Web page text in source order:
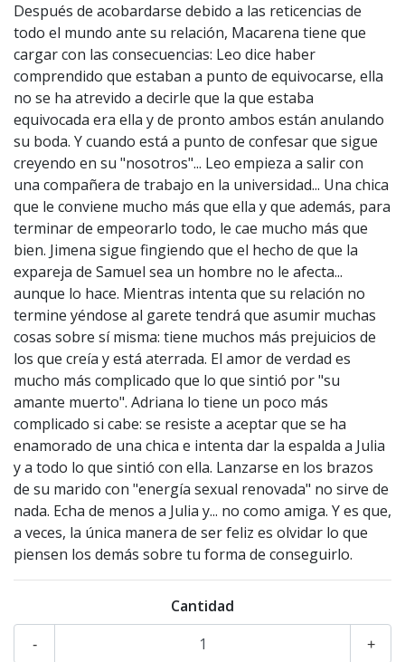
Después de acobardarse debido a las reticencias de
todo el mundo ante su relación, Macarena tiene que
cargar con las consecuencias: Leo dice haber
comprendido que estaban a punto de equivocarse, ella
no se ha atrevido a decirle que la que estaba
equivocada era ella y de pronto ambos están anulando
su boda. Y cuando está a punto de confesar que sigue
creyendo en su "nosotros"... Leo empieza a salir con
una compañera de trabajo en la universidad... Una chica
que le conviene mucho más que ella y que además, para
terminar de empeorarlo todo, le cae mucho más que
bien. Jimena sigue fingiendo que el hecho de que la
expareja de Samuel sea un hombre no le afecta...
aunque lo hace. Mientras intenta que su relación no
termine yéndose al garete tendrá que asumir muchas
cosas sobre sí misma: tiene muchos más prejuicios de
los que creía y está aterrada. El amor de verdad es
mucho más complicado que lo que sintió por "su
amante muerto". Adriana lo tiene un poco más
complicado si cabe: se resiste a aceptar que se ha
enamorado de una chica e intenta dar la espalda a Julia
y a todo lo que sintió con ella. Lanzarse en los brazos
de su marido con "energía sexual renovada" no sirve de
nada. Echa de menos a Julia y... no como amiga. Y es que,
a veces, la única manera de ser feliz es olvidar lo que
piensen los demás sobre tu forma de conseguirlo.
Cantidad
+
-